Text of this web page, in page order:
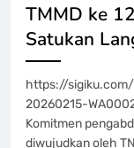
TMMD ke
Satukan
https://
20260215-
Komitmen
diwujudkan oleh